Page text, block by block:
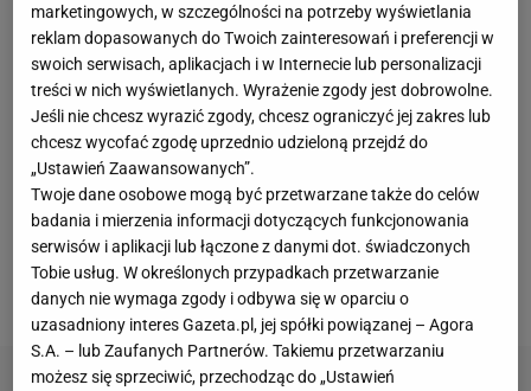
Harry Kane ma za sobą niemal zakończony, trzeci
sezongrydlaBayernu Monachium. W tym czasie
Anglik zdobył aż 140 bramek i zanotował 33 asysty
w 144 spotkaniach. Przyczynił się też do wygrania
m.in. dwóch mistrzostw Niemiec, ale nie udało się
wygrać najważniejszego - Ligi Mistrzów. W środę
Bawarczycy pożegnali się z tymi rozgrywkami po
porażce 5:6 w dwumeczu z PSG.
marketingowych, w szczególności na potrzeby wyświetlania
reklam dopasowanych do Twoich zainteresowań i preferencji w
swoich serwisach, aplikacjach i w Internecie lub personalizacji
treści w nich wyświetlanych. Wyrażenie zgody jest dobrowolne.
Jeśli nie chcesz wyrazić zgody, chcesz ograniczyć jej zakres lub
chcesz wycofać zgodę uprzednio udzieloną przejdź do
„Ustawień Zaawansowanych”.
Twoje dane osobowe mogą być przetwarzane także do celów
badania i mierzenia informacji dotyczących funkcjonowania
serwisów i aplikacji lub łączone z danymi dot. świadczonych
Tobie usług. W określonych przypadkach przetwarzanie
danych nie wymaga zgody i odbywa się w oparciu o
uzasadniony interes Gazeta.pl, jej spółki powiązanej – Agora
S.A. – lub Zaufanych Partnerów. Takiemu przetwarzaniu
możesz się sprzeciwić, przechodząc do „Ustawień